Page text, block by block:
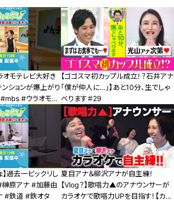
オモテレビ大好き
ションが爆上がり
オモテ
【ゴゴスマ初カップル成立！？石井アナ
「僕が仲人に…」】あと10分、生でしゃ
べります＃29
】過去一ビックリし
原アナ #加藤由
#鉄道 #鉄オタ
夏目アナ＆柳沢アナが自主練！
【Vlog？】歌唱力▲のアナウンサーが
カラオケで歌唱力UPを目指す！【カラ